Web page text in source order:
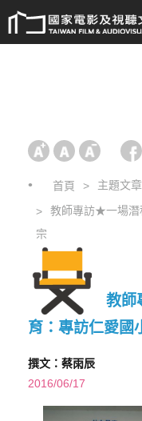
首頁 主題文章
教師專訪★一場潛
宗
教師
育：專訪仁愛國
撰文：蔡雨辰
2016/06/17